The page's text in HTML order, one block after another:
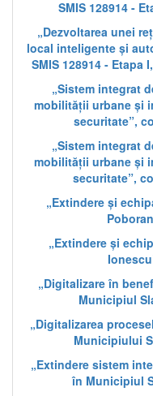
SMIS 128914 -
„Dezvoltarea unei
local inteligente și
SMIS 128914 - Etapa
„Sistem integrat
mobilității urbane și
securitate”,
„Sistem integrat
mobilității urbane și
securitate”,
„Extindere și
„Extindere și
„Digitalizare în
Municipiul
„Digitalizarea
Municipiului
„Extindere sistem
în Municipiul